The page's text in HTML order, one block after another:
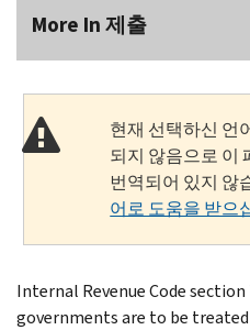
More In 제출
현재 선택하신 언
되지 않음으로 이
번역되어 있지 않
어로 도움을 받으
Internal Revenue Code
governments are to be